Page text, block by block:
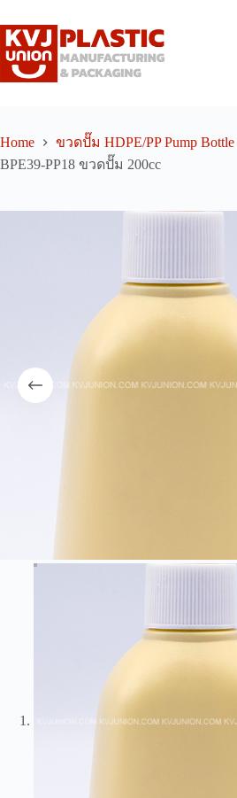
to
content
Home
ขวดปั๊ม HDPE/PP Pump Bottle
BPE39-PP18 ขวดปั๊ม 200cc